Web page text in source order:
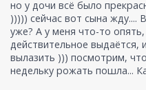
но у дочи всё было
))))) сейчас вот сына жду....
уже? А у меня что-то
действительное выдаётся,
вылазить ))) посмотрим,
недельку рожать пошла...